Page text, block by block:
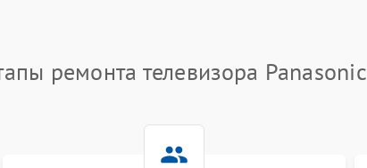
ремонта телевизора Panasonic